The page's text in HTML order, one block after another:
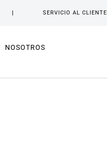
SERVICIO AL CLIENTE
NOSOTROS